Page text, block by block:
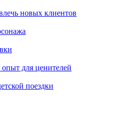
новых клиентов
для ценителей
поездки